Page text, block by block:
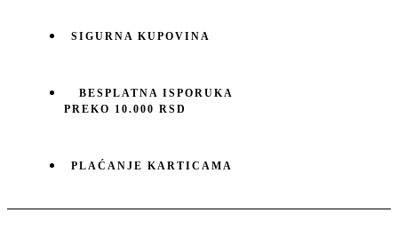
SIGURNA KUPOVINA
BESPLATNA ISPORUKA
PREKO 10.000 RSD
PLAĆANJE KARTICAMA